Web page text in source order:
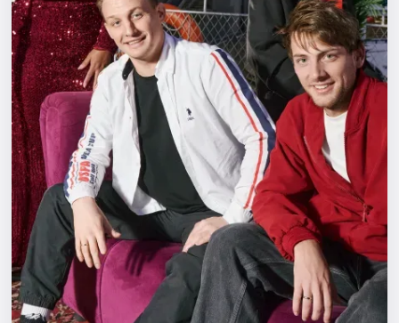
Города
Площадки
Артисты
Рейтинги